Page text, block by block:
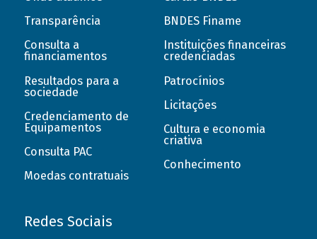
Transparência
Consulta a
financiamentos
Resultados para a
sociedade
Credenciamento de
Equipamentos
Consulta PAC
Moedas contratuais
BNDES Finame
Instituições financeiras
credenciadas
Patrocínios
Licitações
Cultura e economia
criativa
Conhecimento
Redes Sociais